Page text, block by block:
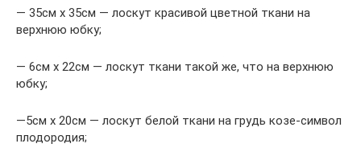
— 35см х 35см — лоскут красивой цветной ткани на
верхнюю юбку;
— 6см х 22см — лоскут ткани такой же, что на верхнюю
юбку;
—5см х 20см — лоскут белой ткани на грудь козе-символ
плодородия;